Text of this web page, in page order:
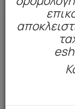
Ανδρας Πυτζάμες